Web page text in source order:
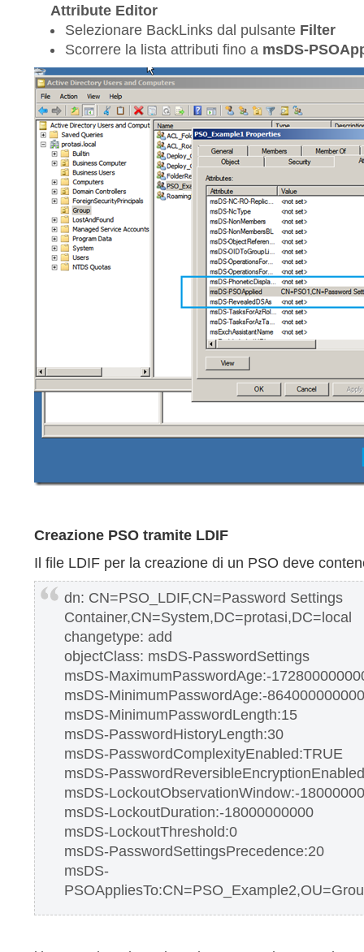
Attribute Editor
Selezionare BackLinks dal pulsante Filter
Scorrere la lista attributi fino a msDS-
Creazione PSO tramite LDIF
Il file LDIF per la creazione di un PSO deve
dn: CN=PSO_LDIF,CN=Password Settings
Container,CN=System,DC=protasi,DC=local
changetype: add
objectClass: msDS-PasswordSettings
msDS-MaximumPasswordAge:-
msDS-MinimumPasswordAge:-864000000000
msDS-MinimumPasswordLength:15
msDS-PasswordHistoryLength:30
msDS-PasswordComplexityEnabled:TRUE
msDS-
msDS-LockoutObservationWindow:-
msDS-LockoutDuration:-18000000000
msDS-LockoutThreshold:0
msDS-PasswordSettingsPrecedence:20
msDS-